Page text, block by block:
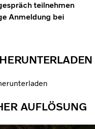
teilnehmen
Anmeldung bei
AUFLÖSUNG